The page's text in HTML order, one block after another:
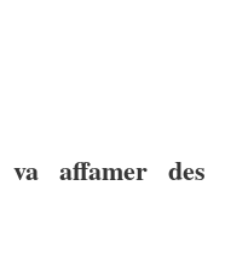
va affamer des